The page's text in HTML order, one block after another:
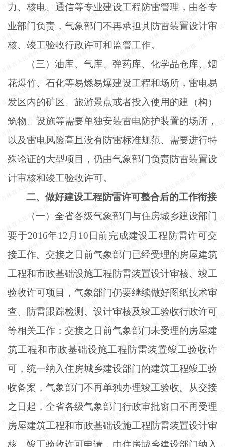
力、核电、通信等专业建设工程防雷管理，由各专
业部门负责，气象部门不再承担其防雷装置设计审
核、竣工验收行政许可和监管工作。
（三）油库、气库、弹药库、化学品仓库、烟
花爆竹、石化等易燃易爆建设工程和场所，雷电易
发区内的矿区、旅游景点或者投入使用的建（构）
筑物、设施等需要单独安装雷电防护装置的场所，
以及雷电风险高且没有防雷标准规范、需要进行特
殊论证的大型项目，仍由气象部门负责防雷装置设
计审核和竣工验收许可。
二、做好建设工程防雷许可整合后的工作衔接
（一）全省各级气象部门与住房城乡建设部门
要于2016年12月10日前完成建设工程防雷许可交
接工作。交接之日前气象部门已经受理的房屋建筑
工程和市政基础设施工程防雷装置设计审核、竣工
验收许可项目，气象部门仍要继续做好图纸技术审
查、防雷跟踪检测、设计审核及竣工验收行政许可
等相关工作；交接之日前气象部门未受理的房屋建
筑工程和市政基础设施工程防雷装置竣工验收许
可，统一纳入住房城乡建设部门的建筑工程竣工验
收备案，气象部门不再单独办理竣工验收。从交接
之日起，全省各级气象部门行政审批窗口不再受理
房屋建筑工程和市政基础设施工程防雷装置设计审
核、竣工验收许可申请，由住房城乡建设部门纳入